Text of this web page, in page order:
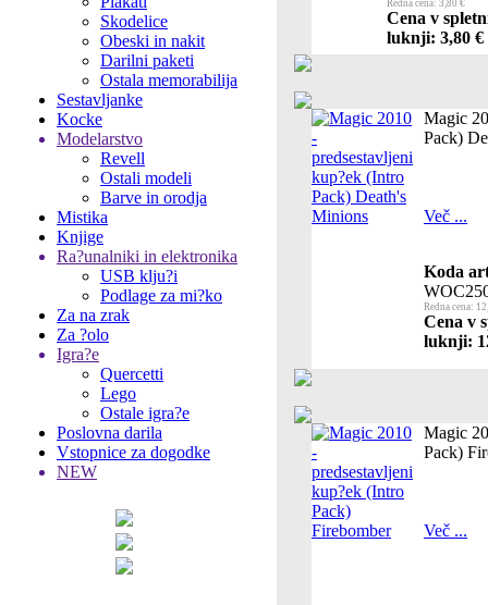
Skodelice
Obeski in nakit
Darilni paketi
Ostala memorabilija
Sestavljanke
Kocke
Modelarstvo
Revell
Ostali modeli
Barve in orodja
Mistika
Knjige
Ra?unalniki in elektronika
USB klju?i
Podlage za mi?ko
Za na zrak
Za ?olo
Igra?e
Quercetti
Lego
Ostale igra?e
Poslovna darila
Vstopnice za dogodke
NEW
Redna cena: 3,80 €
Cena v
luknji: 3,80 €
Magic
Pack)
Več ...
Koda
Redna cena:
Cena v
luknji:
Magic
Pack)
Več ...